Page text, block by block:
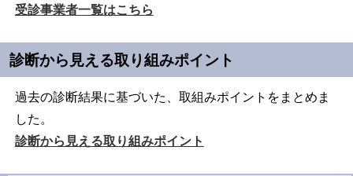
受診事業者一覧はこちら
診断から見える取り組みポイント
過去の診断結果に基づいた、取組みポイントをまとめま
した。
診断から見える取り組みポイント